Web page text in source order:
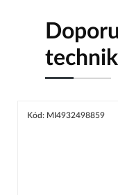
Kód: MI4932498859